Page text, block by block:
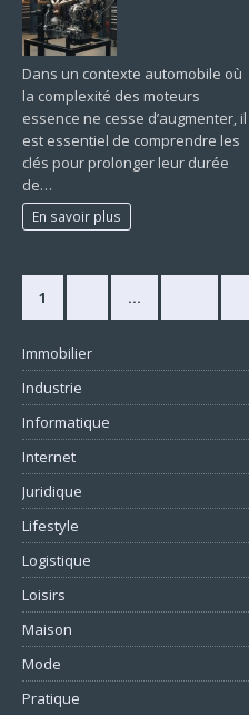
Dans un contexte automobile où
la complexité des moteurs
essence ne cesse d’augmenter, il
est essentiel de comprendre les
clés pour prolonger leur durée
de…
En savoir plus
1 …
Immobilier
Industrie
Informatique
Internet
Juridique
Lifestyle
Logistique
Loisirs
Maison
Mode
Pratique